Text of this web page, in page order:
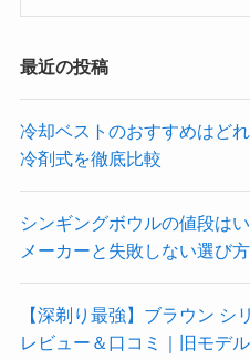
最近の投稿
冷却ベストのおすすめはど
冷剤式を徹底比較
シンギングボウルの値段は
メーカーと失敗しない選び方
【深剃り最強】ブラウン シ
レビュー＆口コミ｜旧モデ